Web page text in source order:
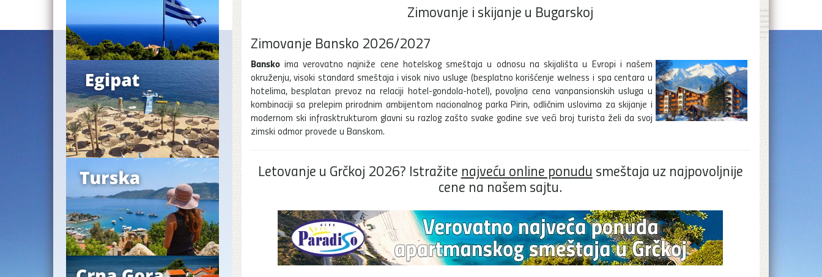
Zimovanje i skijanje u Bugarskoj
Zimovanje Bansko 2026/2027
Banskoima verovatno najniže cene hotelskog smeštaja u odnosu na skijališta u Evropi i našem
okruženju, visoki standard smeštaja i visok nivo usluge (besplatno korišćenje welness i spa centara u
hotelima, besplatan prevoz na relaciji hotel-gondola-hotel), povoljna cena vanpansionskih usluga u
kombinaciji sa prelepim prirodnim ambijentom nacionalnog parka Pirin, odličnim uslovima za skijanje i
modernom ski infrasktrukturom glavni su razlog zašto svake godine sve veći broj turista želi da svoj
zimski odmor provede u Banskom.
Letovanje u Grčkoj 2026? Istražite najveću online ponudu smeštaja uz najpovoljnije
cene na našem sajtu.